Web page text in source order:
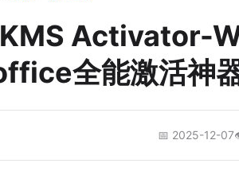
KMS Activator-
全能激活神
📅 2025-12-07